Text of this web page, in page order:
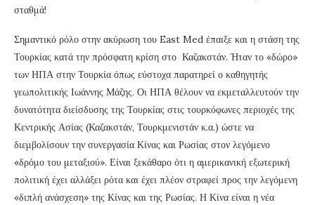
σταθμά!
Σημαντικό ρόλο στην ακύρωση του East Med έπαιξε και η στάση της
Τουρκίας κατά την πρόσφατη κρίση στο Καζακστάν. Ήταν το «δώρο»
των ΗΠΑ στην Τουρκία όπως εύστοχα παρατηρεί ο καθηγητής
γεωπολιτικής Ιωάννης Μάζης. Οι ΗΠΑ θέλουν να εκμεταλλευτούν την
δυνατότητα διείσδυσης της Τουρκίας στις τουρκόφωνες περιοχές της
Κεντρικής Ασίας (Καζακστάν, Τουρκμενιστάν κ.α.) ώστε να
διεμβολίσουν την συνεργασία Κίνας και Ρωσίας στον λεγόμενο
«δρόμο του μεταξιού». Είναι ξεκάθαρο ότι η αμερικανική εξωτερική
πολιτική έχει αλλάξει ρότα και έχει πλέον στραφεί προς την λεγόμενη
«διπλή ανάσχεση» της Κίνας και της Ρωσίας. Η Κίνα είναι η νέα